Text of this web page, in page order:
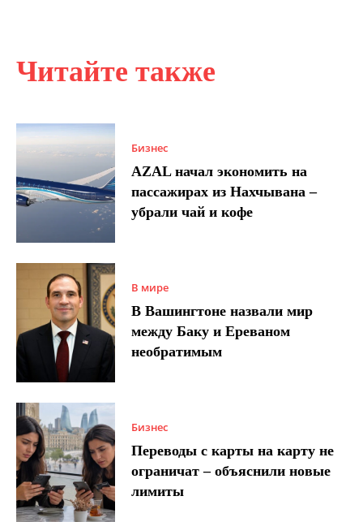
Читайте также
Бизнес
AZAL начал экономить на
пассажирах из Нахчывана –
убрали чай и кофе
В мире
В Вашингтоне назвали мир
между Баку и Ереваном
необратимым
Бизнес
Переводы с карты на карту не
ограничат – объяснили новые
лимиты